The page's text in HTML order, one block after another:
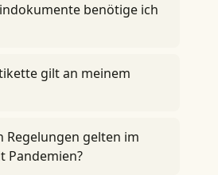
benötige ich
gilt an meinem
Regelungen gelten im
Pandemien?